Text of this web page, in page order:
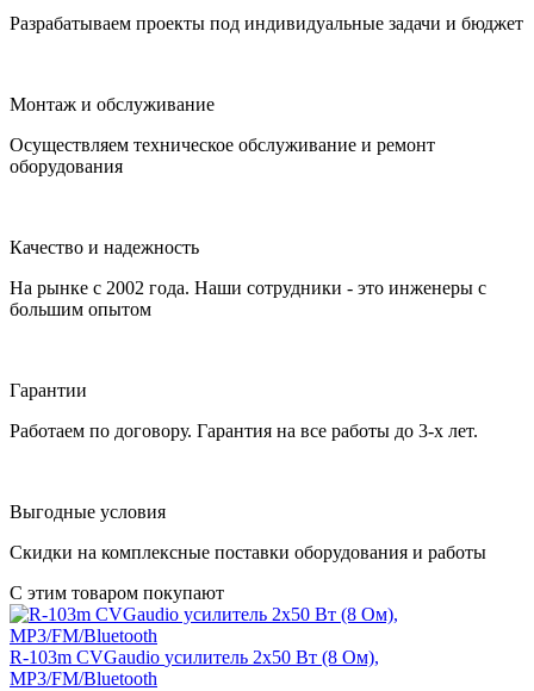
Разрабатываем проекты под индивидуальные задачи и бюджет
Монтаж и обслуживание
Осуществляем техническое обслуживание и ремонт
оборудования
Качество и надежность
На рынке с 2002 года. Наши сотрудники - это инженеры с
большим опытом
Гарантии
Работаем по договору. Гарантия на все работы до 3-х лет.
Выгодные условия
Скидки на комплексные поставки оборудования и работы
С этим товаром покупают
R-103m CVGaudio усилитель 2х50 Вт (8 Ом),
MP3/FM/Bluetooth